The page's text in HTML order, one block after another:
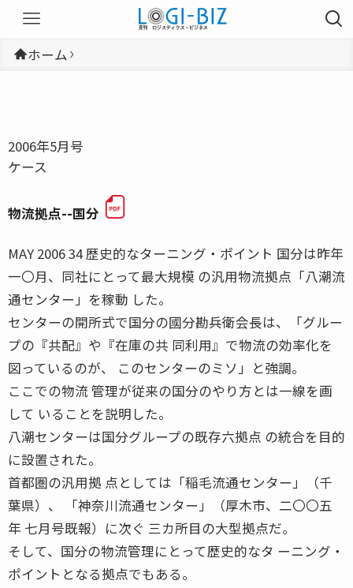
ホーム
2006年5月号
ケース
物流拠点--国分
MAY 2006 34 歴史的なターニング・ポイント 国分は昨年
一〇月、同社にとって最大規模 の汎用物流拠点「八潮流
通センター」を稼動 した。
センターの開所式で国分の國分勘兵衛会長は、「グルー
プの『共配』や『在庫の共 同利用』で物流の効率化を
図っているのが、 このセンターのミソ」と強調。
ここでの物流 管理が従来の国分のやり方とは一線を画
して いることを説明した。
八潮センターは国分グループの既存六拠点 の統合を目的
に設置された。
首都圏の汎用拠 点としては「稲毛流通センター」（千
葉県）、 「神奈川流通センター」（厚木市、二〇〇五
年 七月号既報）に次ぐ 三カ所目の大型拠点だ。
そして、国分の物流管理にとって歴史的なタ ーニング・
ポイントとなる拠点でもある。